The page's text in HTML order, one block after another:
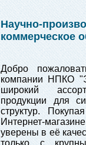
Научно-
коммерческое
Добро
компании НПКО
широкий
продукции для
структур.
Интернет-
уверены в её
только с